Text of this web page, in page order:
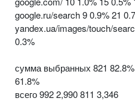
google.ru/search 9 0.9% 21
yandex.ua/images/touch/
0.3%
сумма выбранных 821
61.8%
всего 992 2,990 811 3,346